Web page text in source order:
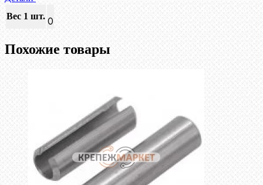
Вес 1 шт. 0
Похожие товары